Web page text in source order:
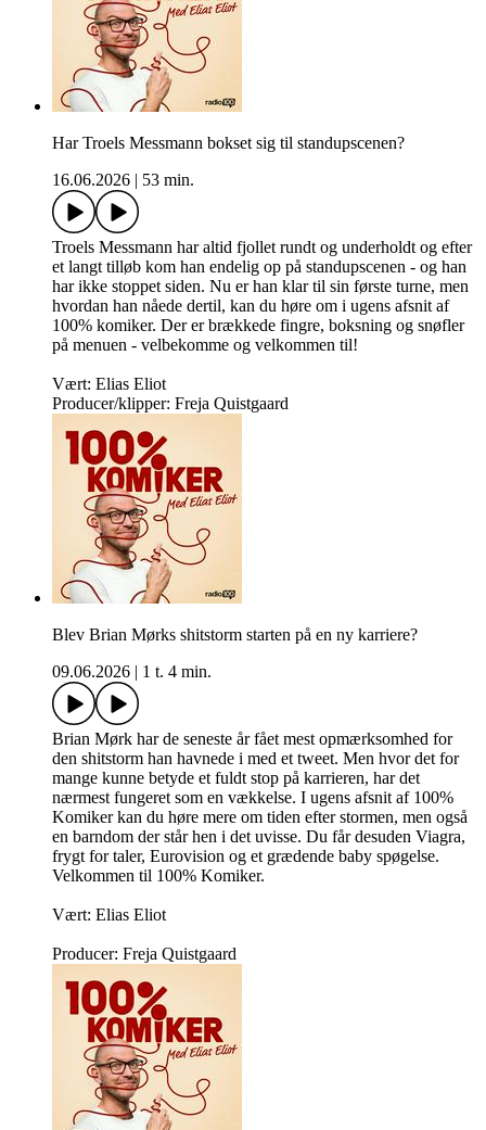
Har Troels Messmann bokset sig til standupscenen?
16.06.2026
53 min.
Troels Messmann har altid fjollet rundt og underholdt og efter
et langt tilløb kom han endelig op på standupscenen - og han
har ikke stoppet siden. Nu er han klar til sin første turne, men
hvordan han nåede dertil, kan du høre om i ugens afsnit af
100% komiker. Der er brækkede fingre, boksning og snøfler
på menuen - velbekomme og velkommen til!
Vært: Elias Eliot
Producer/klipper: Freja Quistgaard
Blev Brian Mørks shitstorm starten på en ny karriere?
09.06.2026
1 t. 4 min.
Brian Mørk har de seneste år fået mest opmærksomhed for
den shitstorm han havnede i med et tweet. Men hvor det for
mange kunne betyde et fuldt stop på karrieren, har det
nærmest fungeret som en vækkelse. I ugens afsnit af 100%
Komiker kan du høre mere om tiden efter stormen, men også
en barndom der står hen i det uvisse. Du får desuden Viagra,
frygt for taler, Eurovision og et grædende baby spøgelse.
Velkommen til 100% Komiker.
Vært: Elias Eliot
Producer: Freja Quistgaard